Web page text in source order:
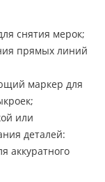
снятия мерок;
прямых линий
маркер для
или
деталей:
аккуратного